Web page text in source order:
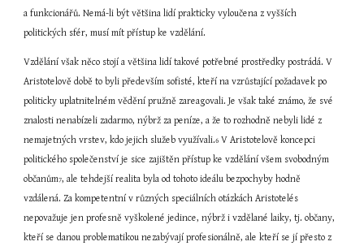
a funkcionářů. Nemá-li být většina lidí prakticky vyloučena z vyšších
politických sfér, musí mít přístup ke vzdělání.
Vzdělání však něco stojí a většina lidí takové potřebné prostředky postrádá. V
Aristotelově době to byli především sofisté, kteří na vzrůstající požadavek po
politicky uplatnitelném vědění pružně zareagovali. Je však také známo, že své
znalosti nenabízeli zadarmo, nýbrž za peníze, a že to rozhodně nebyli lidé z
nemajetných vrstev, kdo jejich služeb využívali.6 V Aristotelově koncepci
politického společenství je sice zajištěn přístup ke vzdělání všem svobodným
občanům7, ale tehdejší realita byla od tohoto ideálu bezpochyby hodně
vzdálená. Za kompetentní v různých speciálních otázkách Aristotelés
nepovažuje jen profesně vyškolené jedince, nýbrž i vzdělané laiky, tj. občany,
kteří se danou problematikou nezabývají profesionálně, ale kteří se jí přesto z